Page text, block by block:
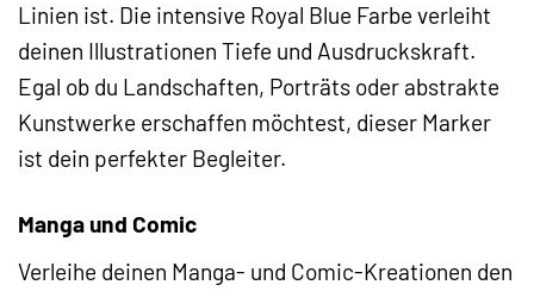
Linien ist. Die intensive Royal Blue Farbe verleiht
deinen Illustrationen Tiefe und Ausdruckskraft.
Egal ob du Landschaften, Porträts oder abstrakte
Kunstwerke erschaffen möchtest, dieser Marker
ist dein perfekter Begleiter.
Manga und Comic
Verleihe deinen Manga- und Comic-Kreationen den